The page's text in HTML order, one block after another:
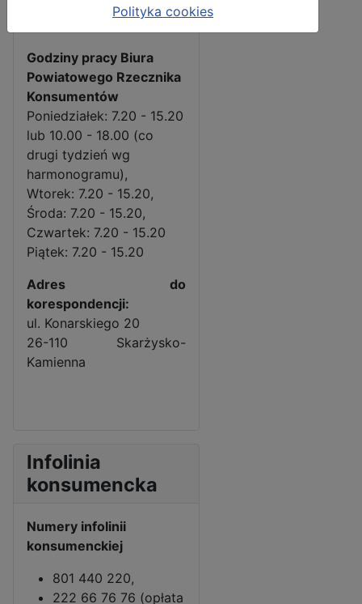
karzysko.powiat.pl
Godziny pracy Biura
Powiatowego Rzecznika
Konsumentów
Poniedziałek: 7.20 - 15.20
lub 10.00 - 18.00 (co
drugi tydzień wg
harmonogramu),
Wtorek: 7.20 - 15.20,
Środa: 7.20 - 15.20,
Czwartek: 7.20 - 15.20
Piątek: 7.20 - 15.20
Adres do
korespondencji:
ul. Konarskiego 20
26-110 Skarżysko-
Kamienna
Infolinia
konsumencka
Numery infolinii
konsumenckiej
801 440 220,
222 66 76 76 (opłata
Polityka cookies